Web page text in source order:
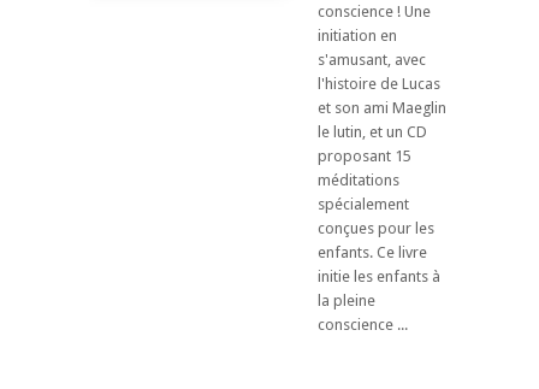
conscience ! Une
initiation en
s'amusant, avec
l'histoire de Lucas
et son ami Maeglin
le lutin, et un CD
proposant 15
méditations
spécialement
conçues pour les
enfants. Ce livre
initie les enfants à
la pleine
conscience ...